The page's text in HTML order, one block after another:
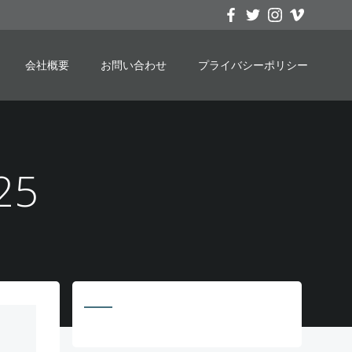
会社概要 お問い合わせ プライバシーポリシー